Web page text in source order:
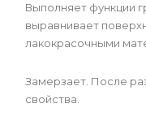
Выполняет функции
выравнивает
лакокрасочными
Замерзает. После
свойства.